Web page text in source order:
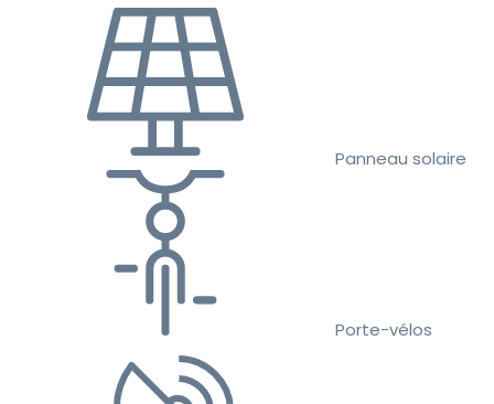
Panneau solaire
Porte-vélos